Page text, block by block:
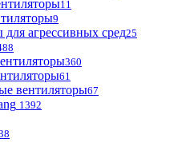
11
9
агрессивных сред25
360
61
вентиляторы67
1392